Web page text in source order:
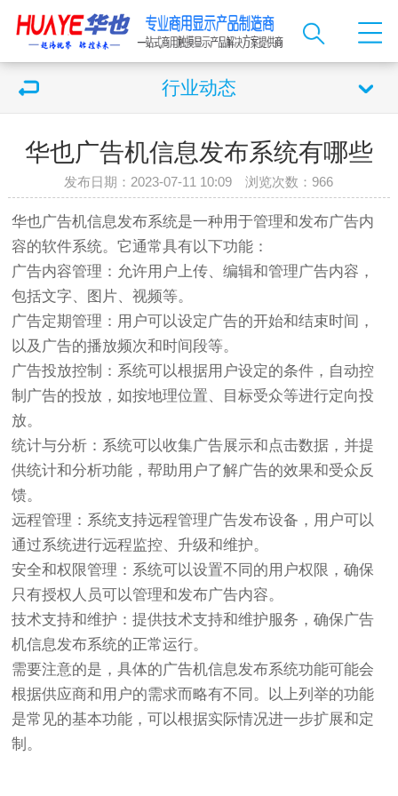
行业动态
华也广告机信息发布系统有哪些
发布日期：2023-07-11 10:09 浏览次数： 966
华也广告机信息发布系统是一种用于管理和发布广告内
容的软件系统。它通常具有以下功能：
广告内容管理：允许用户上传、编辑和管理广告内容，
包括文字、图片、视频等。
广告定期管理：用户可以设定广告的开始和结束时间，
以及广告的播放频次和时间段等。
广告投放控制：系统可以根据用户设定的条件，自动控
制广告的投放，如按地理位置、目标受众等进行定向投
放。
统计与分析：系统可以收集广告展示和点击数据，并提
供统计和分析功能，帮助用户了解广告的效果和受众反
馈。
远程管理：系统支持远程管理广告发布设备，用户可以
通过系统进行远程监控、升级和维护。
安全和权限管理：系统可以设置不同的用户权限，确保
只有授权人员可以管理和发布广告内容。
技术支持和维护：提供技术支持和维护服务，确保广告
机信息发布系统的正常运行。
需要注意的是，具体的广告机信息发布系统功能可能会
根据供应商和用户的需求而略有不同。以上列举的功能
是常见的基本功能，可以根据实际情况进一步扩展和定
制。